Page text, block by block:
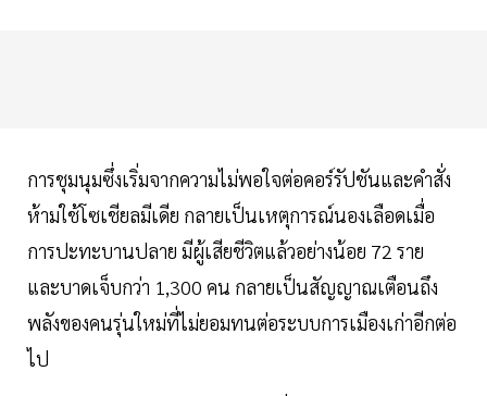
การชุมนุมซึ่งเริ่มจากความไม่พอใจต่อคอร์รัปชันและคำสั่ง
ห้ามใช้โซเชียลมีเดีย กลายเป็นเหตุการณ์นองเลือดเมื่อ
การปะทะบานปลาย มีผู้เสียชีวิตแล้วอย่างน้อย 72 ราย
และบาดเจ็บกว่า 1,300 คน กลายเป็นสัญญาณเตือนถึง
พลังของคนรุ่นใหม่ที่ไม่ยอมทนต่อระบบการเมืองเก่าอีกต่อ
ไป